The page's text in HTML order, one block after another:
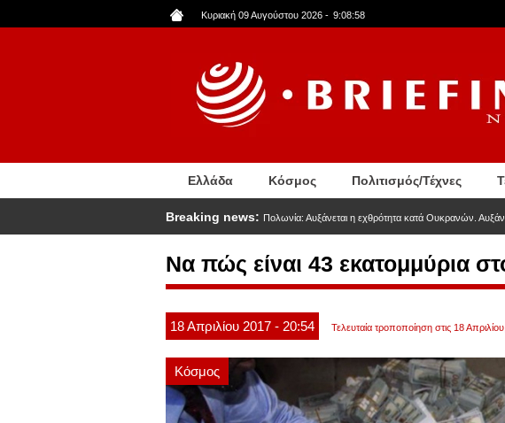
προς
Κυριακή 09 Αυγούστου 2026 - 9:09:00
Ελλάδα Κόσμος Πολιτισμός/Τέχνες
Breaking news: Πολωνία: Αυξάνεται η εχθρότητα κατά Ουκρανών.
Να πώς είναι 43 εκατομμύρια
18Απριλίου 2017 - 20:54 Τελευταία τροποποίηση στις 18
Κόσμος